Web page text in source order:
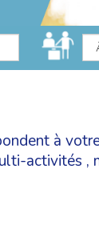
à
activités ,